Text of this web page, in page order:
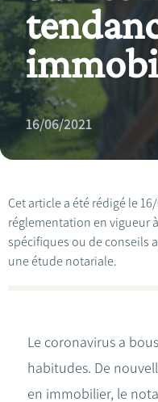
16/06/2021
Cet article a été rédigé le
réglementation en vigueur
spécifiques ou de conseils
une étude notariale.
Le coronavirus a
habitudes. De
en immobilier, le